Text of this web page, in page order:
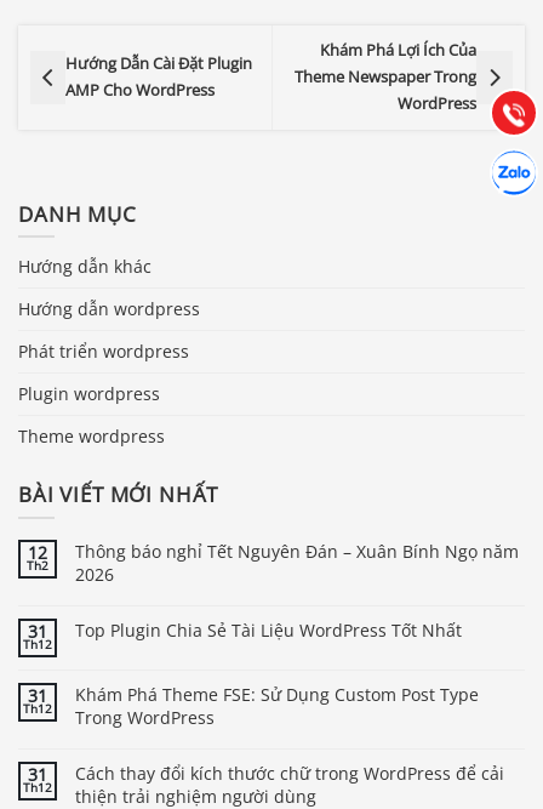
Hướng Dẫn Cài Đặt Plugin
AMP Cho WordPress
Khám Phá Lợi Ích Của
Theme Newspaper Trong
WordPress
DANH MỤC
Hướng dẫn khác
Hướng dẫn wordpress
Phát triển wordpress
Plugin wordpress
Theme wordpress
BÀI VIẾT MỚI NHẤT
12
Th2
Thông báo nghỉ Tết Nguyên Đán – Xuân Bính Ngọ năm
2026
31
Th12
Top Plugin Chia Sẻ Tài Liệu WordPress Tốt Nhất
31
Th12
Khám Phá Theme FSE: Sử Dụng Custom Post Type
Trong WordPress
31
Th12
Cách thay đổi kích thước chữ trong WordPress để cải
thiện trải nghiệm người dùng
Gọi
Hướng dẫn & Hỗ trợ:
(028) 22.166.144
Chát
Tư vấn